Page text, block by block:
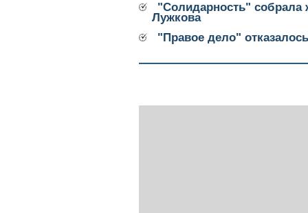
"Солидарность"
Лужкова
"Правое дело"